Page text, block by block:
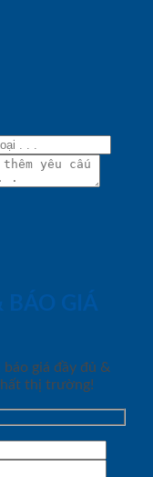
BÁO GIÁ
giá đầy đủ &
thị trường!